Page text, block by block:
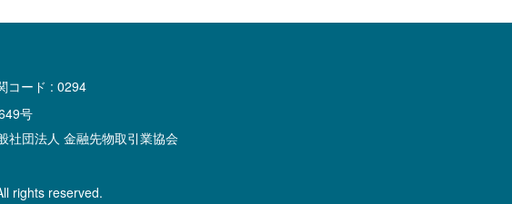
コード : 0294
号
団法人 金融先物取引業協会
rights reserved.